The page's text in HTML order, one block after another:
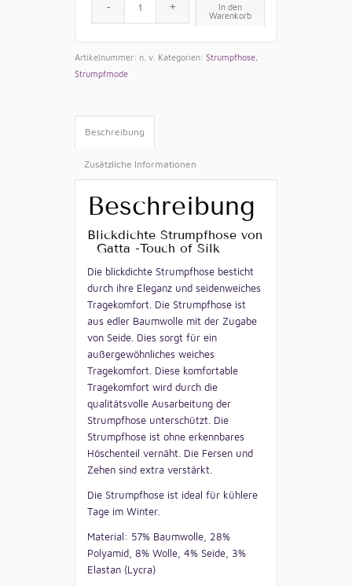
In den
Warenkorb
Artikelnummer: n. v. Kategorien: Strumpfhose
Strumpfmode
Beschreibung
Zusätzliche Informationen
Beschreibung
Blickdichte Strumpfhose von
Gatta -Touch of Silk
Die blickdichte Strumpfhose besticht
durch ihre Eleganz und seidenweiches
Tragekomfort. Die Strumpfhose ist
aus edler Baumwolle mit der Zugabe
von Seide. Dies sorgt für ein
außergewöhnliches weiches
Tragekomfort. Diese komfortable
Tragekomfort wird durch die
qualitätsvolle Ausarbeitung der
Strumpfhose unterschützt. Die
Strumpfhose ist ohne erkennbares
Höschenteil vernäht. Die Fersen und
Zehen sind extra verstärkt.
Die Strumpfhose ist ideal für kühlere
Tage im Winter.
Material: 57% Baumwolle, 28%
Polyamid, 8% Wolle, 4% Seide, 3%
Elastan (Lycra)